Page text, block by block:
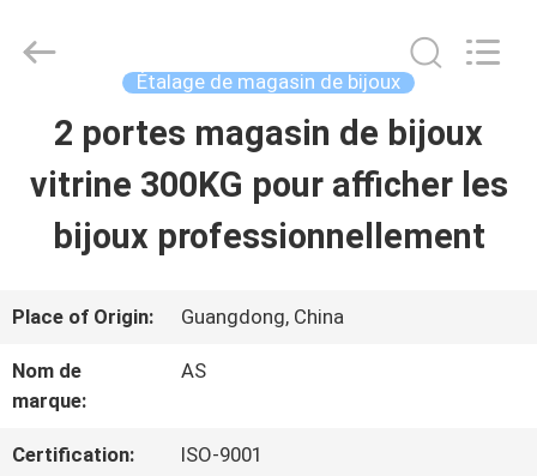
MAISON
PRODUITS
VIDÉOS
AU
SUJET
Ansheng
Reserved.
Étalage de magasin de bijoux
2 portes magasin de bijoux
vitrine 300KG pour afficher les
bijoux professionnellement
Place of Origin: Guangdong, China
Nom de
marque:
AS
Certification: ISO-9001